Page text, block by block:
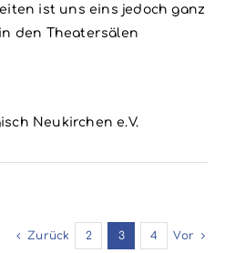
ist uns eins jedoch ganz
den Theatersälen
Neukirchen e.V.
Zurück 2 3 4 Vor